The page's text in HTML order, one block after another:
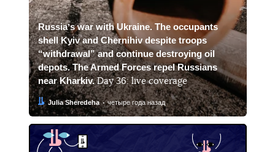
Russiaʼs war with Ukraine. The occupants
shell Kyiv and Chernihiv despite troops
“withdrawal” and continue destroying oil
depots. The Armed Forces repel Russians
near Kharkiv.Day 36: live coverage
Автор:
Julia Sheredeha
Дата: четыре года назад